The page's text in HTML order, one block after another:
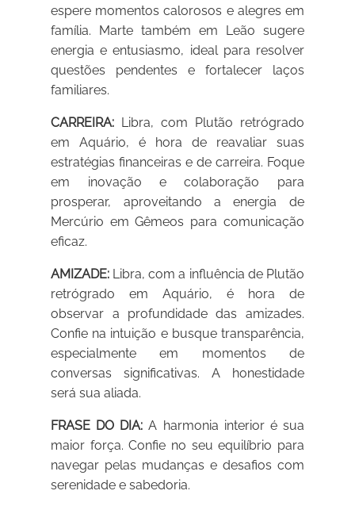
espere momentos calorosos e alegres em
família. Marte também em Leão sugere
energia e entusiasmo, ideal para resolver
questões pendentes e fortalecer laços
familiares.
CARREIRA: Libra, com Plutão retrógrado
em Aquário, é hora de reavaliar suas
estratégias financeiras e de carreira. Foque
em inovação e colaboração para
prosperar, aproveitando a energia de
Mercúrio em Gêmeos para comunicação
eficaz.
AMIZADE: Libra, com a influência de Plutão
retrógrado em Aquário, é hora de
observar a profundidade das amizades.
Confie na intuição e busque transparência,
especialmente em momentos de
conversas significativas. A honestidade
será sua aliada.
FRASE DO DIA: A harmonia interior é sua
maior força. Confie no seu equilíbrio para
navegar pelas mudanças e desafios com
serenidade e sabedoria.